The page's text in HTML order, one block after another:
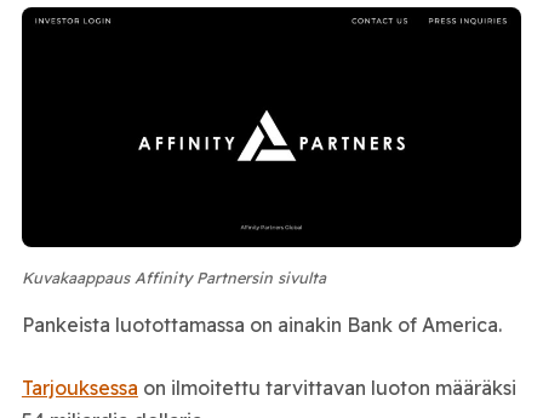
Kuvakaappaus Affinity Partnersin sivulta
Pankeista luotottamassa on ainakin Bank of America.
Tarjouksessa on ilmoitettu tarvittavan luoton määräksi